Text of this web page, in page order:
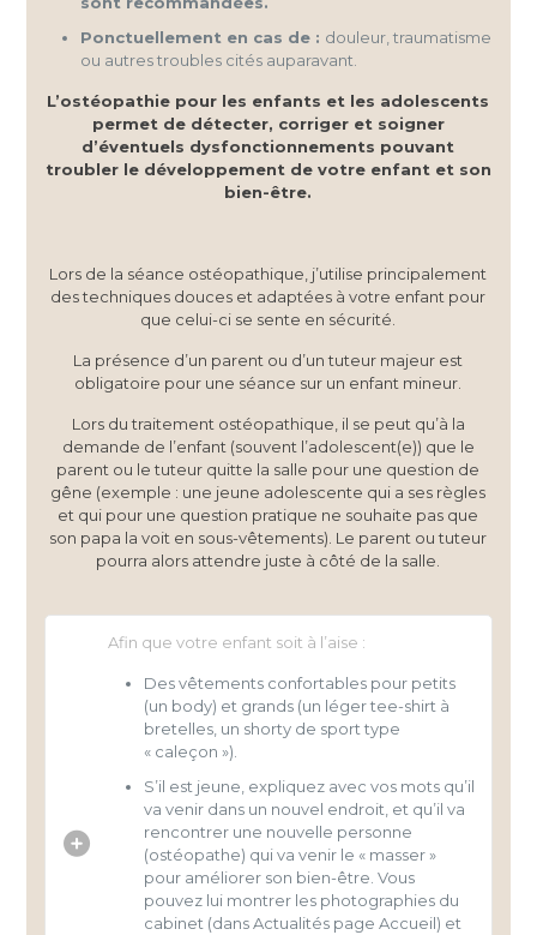
Ponctuellement en cas de : douleur, traumatisme
ou autres troubles cités auparavant.
L’ostéopathie pour les enfants et les adolescents
permet de détecter, corriger et soigner
d’éventuels dysfonctionnements pouvant
troubler le développement de votre enfant et son
bien-être.
Lors de la séance ostéopathique, j’utilise principalement
des techniques douces et adaptées à votre enfant pour
que celui-ci se sente en sécurité.
La présence d’un parent ou d’un tuteur majeur est
obligatoire pour une séance sur un enfant mineur.
Lors du traitement ostéopathique, il se peut qu’à la
demande de l’enfant (souvent l’adolescent(e)) que le
parent ou le tuteur quitte la salle pour une question de
gêne (exemple : une jeune adolescente qui a ses règles
et qui pour une question pratique ne souhaite pas que
son papa la voit en sous-vêtements). Le parent ou tuteur
pourra alors attendre juste à côté de la salle.
Afin que votre enfant soit à l’aise :
Des vêtements confortables pour petits
(un body) et grands (un léger tee-shirt à
bretelles, un shorty de sport type
« caleçon »).
S’il est jeune, expliquez avec vos mots qu’il
va venir dans un nouvel endroit, et qu’il va
rencontrer une nouvelle personne
(ostéopathe) qui va venir le « masser »
pour améliorer son bien-être. Vous
pouvez lui montrer les photographies du
cabinet (dans Actualités page Accueil) et